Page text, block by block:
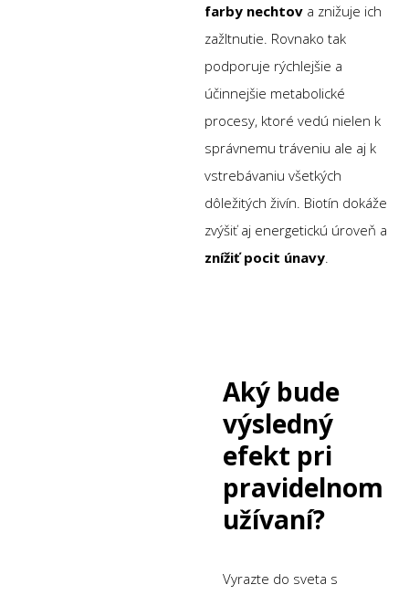
farby nechtov a znižuje ich
zažltnutie. Rovnako tak
podporuje rýchlejšie a
účinnejšie metabolické
procesy, ktoré vedú nielen k
správnemu tráveniu ale aj k
vstrebávaniu všetkých
dôležitých živín. Biotín dokáže
zvýšiť aj energetickú úroveň a
znížiť pocit únavy
Aký bude
výsledný
efekt pri
pravidelnom
užívaní?
Vyrazte do sveta s